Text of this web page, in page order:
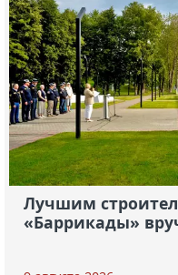
Лучшим
«Баррикады»